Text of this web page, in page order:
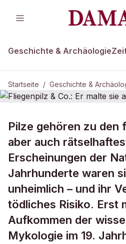
Geschichte & Archäologie
Startseite / Geschichte &
DAMALS PlusGESCHICHTE &
Fliegenpilz & Co.: Er
Pilze gehören zu den
aber auch
Erscheinungen der
Jahrhunderte waren
unheimlich – und ihr
tödliches Risiko. Erst
Aufkommen der
Mykologie im 19.